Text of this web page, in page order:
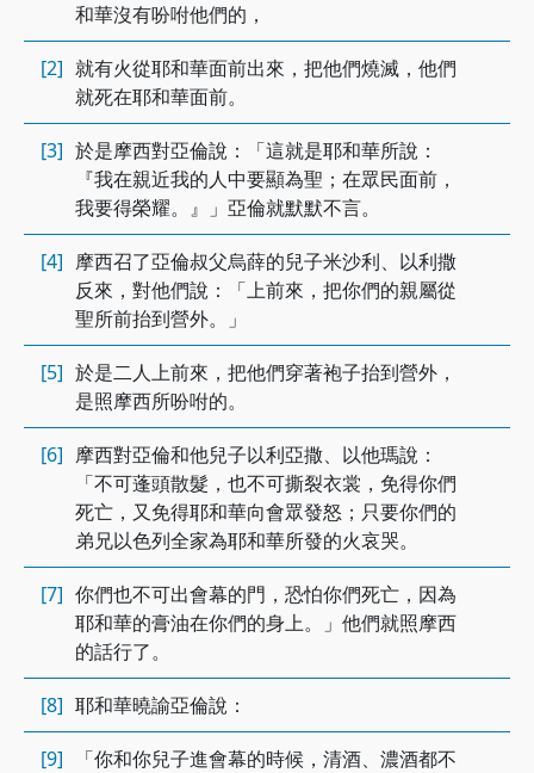
和華沒有吩咐他們的，
[2] 就有火從耶和華面前出來，把他們燒滅，他們
就死在耶和華面前。
[3] 於是摩西對亞倫說：「這就是耶和華所說：
『我在親近我的人中要顯為聖；在眾民面前，
我要得榮耀。』」亞倫就默默不言。
[4] 摩西召了亞倫叔父烏薛的兒子米沙利、以利撒
反來，對他們說：「上前來，把你們的親屬從
聖所前抬到營外。」
[5] 於是二人上前來，把他們穿著袍子抬到營外，
是照摩西所吩咐的。
[6] 摩西對亞倫和他兒子以利亞撒、以他瑪說：
「不可蓬頭散髮，也不可撕裂衣裳，免得你們
死亡，又免得耶和華向會眾發怒；只要你們的
弟兄以色列全家為耶和華所發的火哀哭。
[7] 你們也不可出會幕的門，恐怕你們死亡，因為
耶和華的膏油在你們的身上。」他們就照摩西
的話行了。
[8] 耶和華曉諭亞倫說：
[9]
「你和你兒子進會幕的時候，清酒、濃酒都不